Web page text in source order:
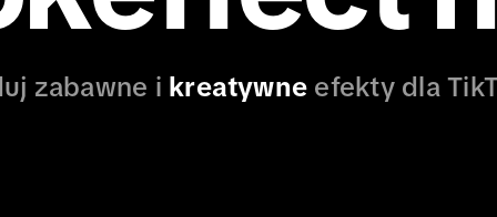
zabawne i kreatywne efekty dla